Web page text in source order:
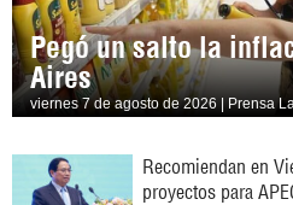
Pegó un salto la
Aires
viernes 7 de agosto de 2026 | Prensa
Recomiendan en
proyectos para